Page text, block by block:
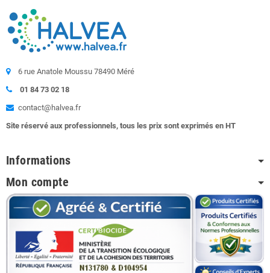
6 rue Anatole Moussu 78490 Méré
01 84 73 02 18
contact@halvea.fr
Site réservé aux professionnels, tous les prix sont exprimés en HT
Informations
Mon compte